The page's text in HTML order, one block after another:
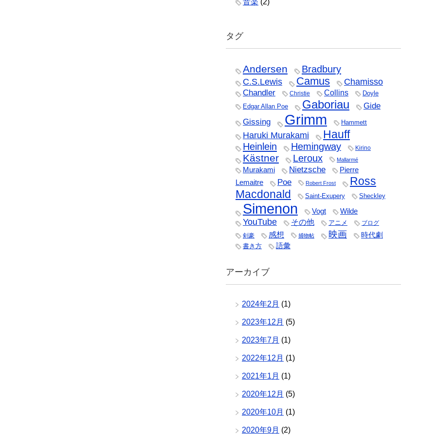
音楽 (2)
タグ
Andersen Bradbury
C.S.Lewis Camus
Chamisso
Chandler
Christie Collins
Doyle
Edgar Allan Poe
Gaboriau
Gide
Gissing
Grimm Hammett
Haruki Murakami Hauff
Heinlein Hemingway Kirino
Kästner Leroux Mallarmé
Murakami Nietzsche
Pierre
Lemaitre
Poe Robert Frost
Ross
Macdonald
Saint-Exupery Sheckley
Simenon Vogt Wilde
YouTube その他 アニメ
ブログ
剣豪
感想 捕物帖 映画 時代劇
書き方 語彙
アーカイブ
2024年2月 (1)
2023年12月 (5)
2023年7月 (1)
2022年12月 (1)
2021年1月 (1)
2020年12月 (5)
2020年10月 (1)
2020年9月 (2)